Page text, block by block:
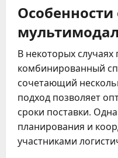
В некоторых случаях
комбинированный
сочетающий
подход позволяет
сроки поставки.
планирования и
участниками